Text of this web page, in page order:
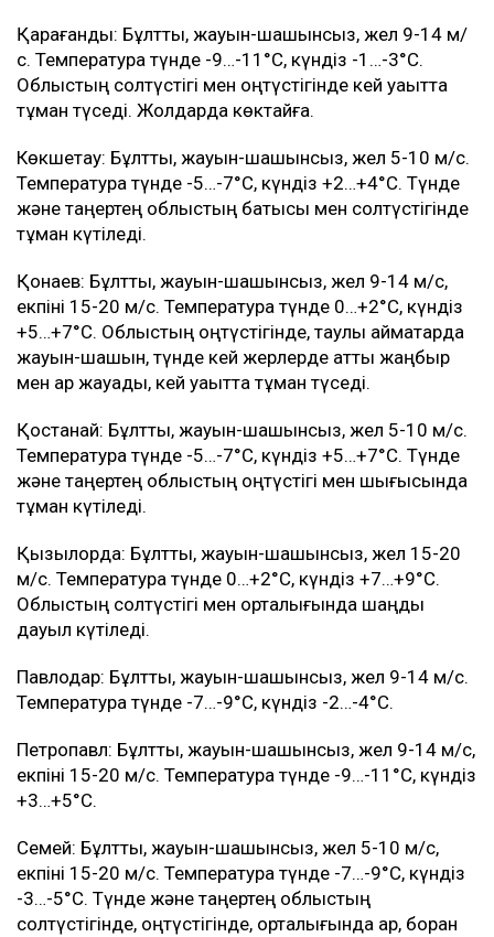
Қарағанды: Бұлтты, жауын-шашынсыз, жел 9-14 м/
с. Температура түнде -9…-11°C, күндіз -1…-3°C.
Облыстың солтүстігі мен оңтүстігінде кей уақытта
тұман түседі. Жолдарда көктайғақ.
Көкшетау: Бұлтты, жауын-шашынсыз, жел 5-10 м/с.
Температура түнде -5…-7°C, күндіз +2…+4°C. Түнде
және таңертең облыстың батысы мен солтүстігінде
тұман күтіледі.
Қонаев: Бұлтты, жауын-шашынсыз, жел 9-14 м/с,
екпіні 15-20 м/с. Температура түнде 0…+2°C, күндіз
+5…+7°C. Облыстың оңтүстігінде, таулы аймақтарда
жауын-шашын, түнде кей жерлерде қатты жаңбыр
мен қар жауады, кей уақытта тұман түседі.
Қостанай: Бұлтты, жауын-шашынсыз, жел 5-10 м/с.
Температура түнде -5…-7°C, күндіз +5…+7°C. Түнде
және таңертең облыстың оңтүстігі мен шығысында
тұман күтіледі.
Қызылорда: Бұлтты, жауын-шашынсыз, жел 15-20
м/с. Температура түнде 0…+2°C, күндіз +7…+9°C.
Облыстың солтүстігі мен орталығында шаңды
дауыл күтіледі.
Павлодар: Бұлтты, жауын-шашынсыз, жел 9-14 м/с.
Температура түнде -7…-9°C, күндіз -2…-4°C.
Петропавл: Бұлтты, жауын-шашынсыз, жел 9-14 м/с,
екпіні 15-20 м/с. Температура түнде -9…-11°C, күндіз
+3…+5°C.
Семей: Бұлтты, жауын-шашынсыз, жел 5-10 м/с,
екпіні 15-20 м/с. Температура түнде -7…-9°C, күндіз
-3…-5°C. Түнде және таңертең облыстың
солтүстігінде, оңтүстігінде, орталығында қар, боран